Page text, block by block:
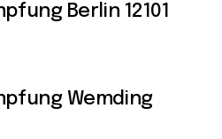
Berlin 12101
Wemding